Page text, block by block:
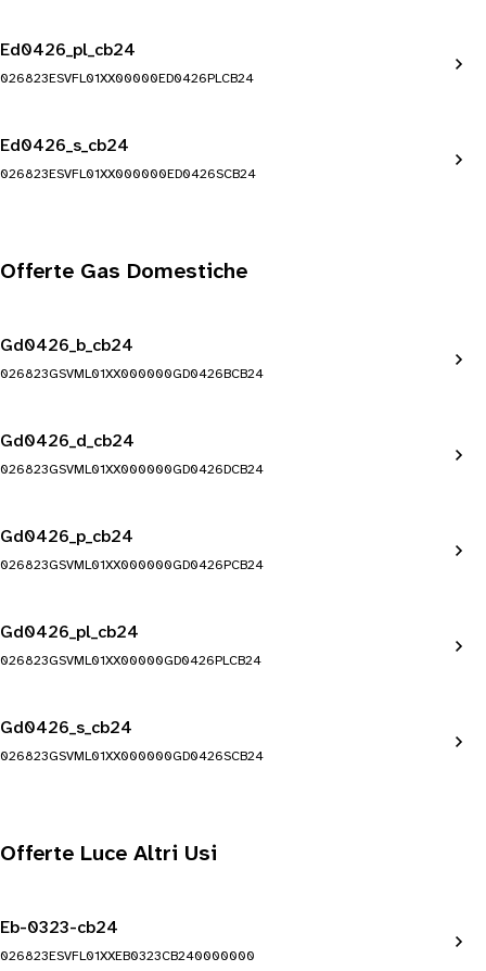
Ed0426_pl_cb24
026823ESVFL01XX00000ED0426PLCB24
Ed0426_s_cb24
026823ESVFL01XX000000ED0426SCB24
Offerte Gas Domestiche
Gd0426_b_cb24
026823GSVML01XX000000GD0426BCB24
Gd0426_d_cb24
026823GSVML01XX000000GD0426DCB24
Gd0426_p_cb24
026823GSVML01XX000000GD0426PCB24
Gd0426_pl_cb24
026823GSVML01XX00000GD0426PLCB24
Gd0426_s_cb24
026823GSVML01XX000000GD0426SCB24
Offerte Luce Altri Usi
Eb-0323-cb24
026823ESVFL01XXEB0323CB240000000